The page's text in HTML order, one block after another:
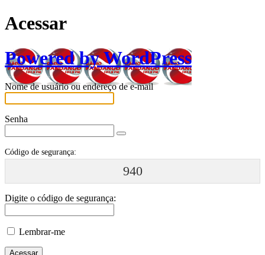
Acessar
Powered by WordPress
Nome de usuário ou endereço de e-mail
Senha
Código de segurança:
940
Digite o código de segurança:
Lembrar-me